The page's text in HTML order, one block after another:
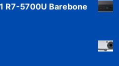
R7-5700U Barebone